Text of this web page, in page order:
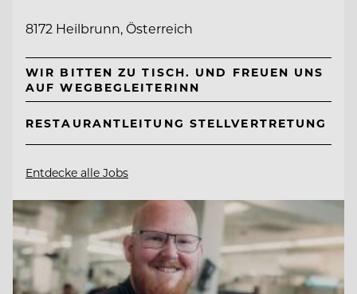
8172 Heilbrunn, Österreich
WIR BITTEN ZU TISCH. UND FREUEN UNS
AUF WEGBEGLEITERINN
RESTAURANTLEITUNG STELLVERTRETUNG
Entdecke alle Jobs